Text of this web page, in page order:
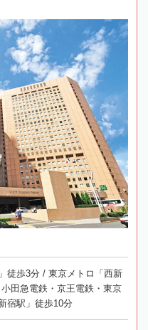
徒歩3分 / 東京メトロ「西新
田急電鉄・京王電鉄・東京
宿駅」徒歩10分